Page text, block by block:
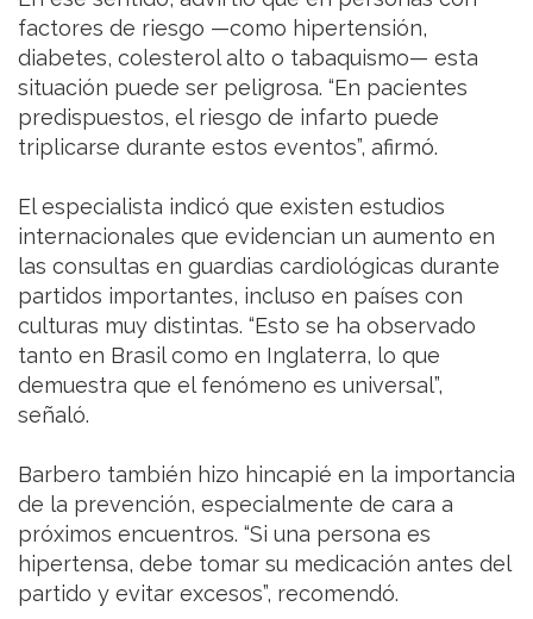
factores de riesgo —como hipertensión,
diabetes, colesterol alto o tabaquismo— esta
situación puede ser peligrosa. “En pacientes
predispuestos, el riesgo de infarto puede
triplicarse durante estos eventos”, afirmó.
El especialista indicó que existen estudios
internacionales que evidencian un aumento en
las consultas en guardias cardiológicas durante
partidos importantes, incluso en países con
culturas muy distintas. “Esto se ha observado
tanto en Brasil como en Inglaterra, lo que
demuestra que el fenómeno es universal”,
señaló.
Barbero también hizo hincapié en la importancia
de la prevención, especialmente de cara a
próximos encuentros. “Si una persona es
hipertensa, debe tomar su medicación antes del
partido y evitar excesos”, recomendó.